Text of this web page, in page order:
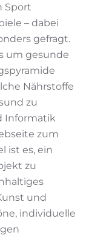
Sport
– dabei
gefragt.
um gesunde
Nährstoffe
zu
Informatik
zum
ist es, ein
zu
und
individuelle